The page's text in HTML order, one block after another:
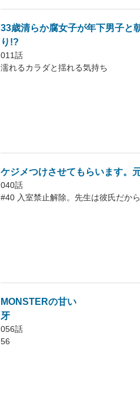
33歳清らか腐女子が年下男子と
り!?
011話
濡れるカラダと揺れる気持ち
ケジメつけさせてもらいます。
040話
#40 入室禁止解除。先生は彼氏だか
MONSTERの甘い
牙
056話
56